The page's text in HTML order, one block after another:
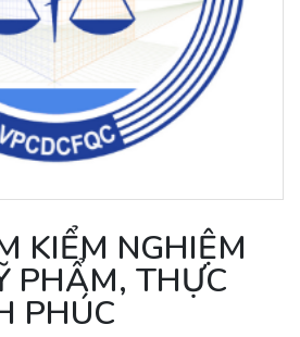
KIỂM NGHIỆM
PHẨM, THỰC
PHÚC